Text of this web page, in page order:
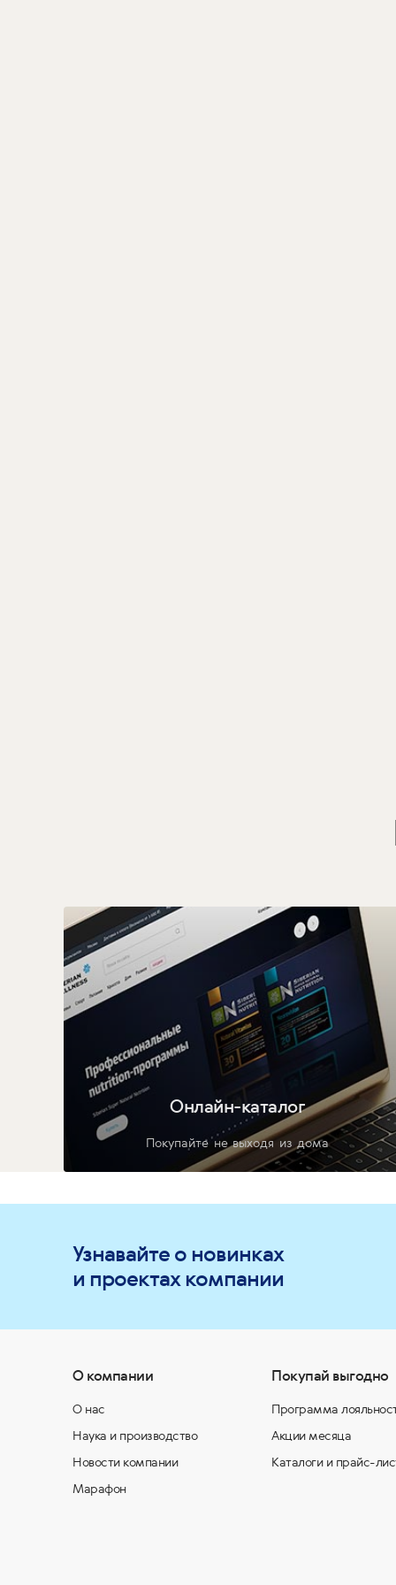
Онлайн-каталог
Покупайте не выходя из дома
Узнавайте о новинках
и проектах компании
О компании
О нас
Наука и производство
Новости компании
Марафон
Покупай выгодно
Программа
Акции месяца
Каталоги и прайс-